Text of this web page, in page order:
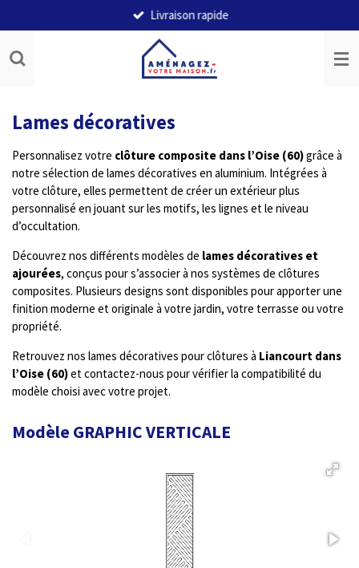
au
contenu
principal
Livraison rapide
Lames décoratives
Personnalisez votre clôture composite dans l’Oise (60)grâce à
notre sélection de lames décoratives en aluminium. Intégrées à
votre clôture, elles permettent de créer un extérieur plus
personnalisé en jouant sur les motifs, les lignes et le niveau
d’occultation.
Découvrez nos différents modèles de lames décoratives et
ajourées, conçus pour s’associer à nos systèmes de clôtures
composites. Plusieurs designs sont disponibles pour apporter une
finition moderne et originale à votre jardin, votre terrasse ou votre
propriété.
Retrouvez nos lames décoratives pour clôtures à Liancourt dans
l’Oise (60)et contactez-nous pour vérifier la compatibilité du
modèle choisi avec votre projet.
Modèle GRAPHIC VERTICALE